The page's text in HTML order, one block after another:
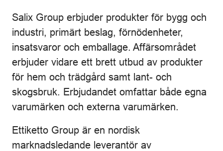
Salix Group erbjuder produkter för bygg och
industri, primärt beslag, förnödenheter,
insatsvaror och emballage. Affärsområdet
erbjuder vidare ett brett utbud av produkter
för hem och trädgård samt lant- och
skogsbruk. Erbjudandet omfattar både egna
varumärken och externa varumärken.
Ettiketto Group är en nordisk
marknadsledande leverantör av